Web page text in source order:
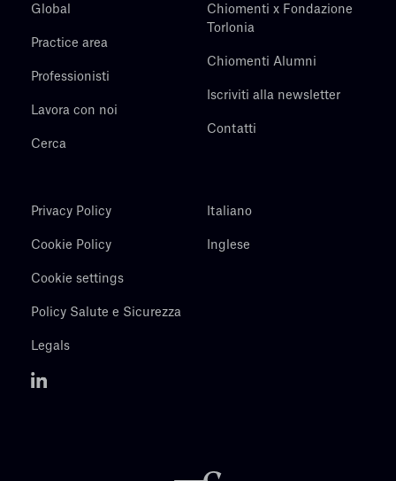
Global
Practice area
Professionisti
Lavora con noi
Cerca
Chiomenti x Fondazione
Torlonia
Chiomenti Alumni
Iscriviti alla newsletter
Contatti
Privacy Policy
Cookie Policy
Cookie settings
Policy Salute e Sicurezza
Legals
Italiano
Inglese